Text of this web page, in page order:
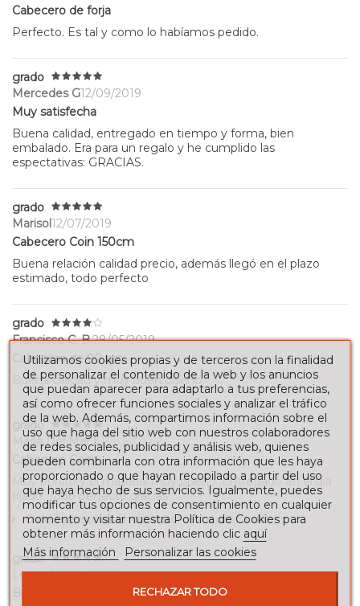
Cabecero de forja
Perfecto. Es tal y como lo habíamos pedido.
grado
Mercedes G12/09/2019
Muy satisfecha
Buena calidad, entregado en tiempo y forma, bien
embalado. Era para un regalo y he cumplido las
espectativas: GRACIAS.
grado
Marisol12/07/2019
Cabecero Coin 150cm
Buena relación calidad precio, además llegó en el plazo
estimado, todo perfecto
grado
Francisco C. B.28/05/2019
Cabecero de 90 cm
Buena calidad y muy buén diseño.
grado
Maria Del Mar S10/04/2019
Cabecero Coin
Muy bonito y el material muy bueno .Entregado en el dia
fijado. Todo perfecto.gracias
0 de 1 personas encontraron esta crítica útil.
grado
Leyre A03/04/2019
Buena relación calidad-precio
Utilizamos cookies propias y de terceros con la finalidad
de personalizar el contenido de la web y los anuncios
que puedan aparecer para adaptarlo a tus preferencias,
así como ofrecer funciones sociales y analizar el tráfico
de la web. Además, compartimos información sobre el
uso que haga del sitio web con nuestros colaboradores
de redes sociales, publicidad y análisis web, quienes
pueden combinarla con otra información que les haya
proporcionado o que hayan recopilado a partir del uso
que haya hecho de sus servicios. Igualmente, puedes
modificar tus opciones de consentimiento en cualquier
momento y visitar nuestra Política de Cookies para
obtener más información haciendo clic aquí
Más información
Personalizar las cookies
RECHAZAR TODO